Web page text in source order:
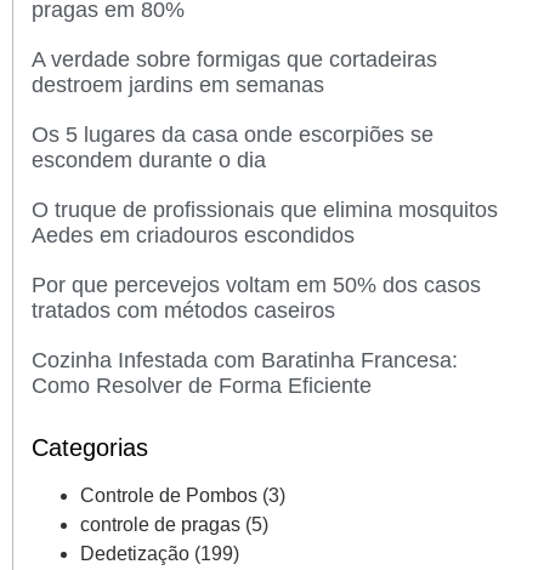
pragas em 80%
A verdade sobre formigas que cortadeiras
destroem jardins em semanas
Os 5 lugares da casa onde escorpiões se
escondem durante o dia
O truque de profissionais que elimina mosquitos
Aedes em criadouros escondidos
Por que percevejos voltam em 50% dos casos
tratados com métodos caseiros
Cozinha Infestada com Baratinha Francesa:
Como Resolver de Forma Eficiente
Categorias
Controle de Pombos (3)
controle de pragas (5)
Dedetização (199)